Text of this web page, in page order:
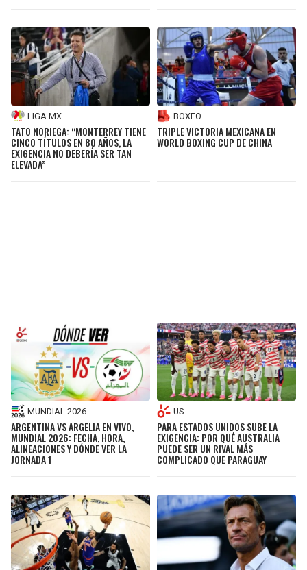
LIGA MX
TATO NORIEGA: “MONTERREY TIENE
CINCO TÍTULOS EN 80 AÑOS, LA
EXIGENCIA NO DEBERÍA SER TAN
ELEVADA”
BOXEO
TRIPLE VICTORIA MEXICANA EN
WORLD BOXING CUP DE CHINA
MUNDIAL 2026
ARGENTINA VS ARGELIA EN VIVO,
MUNDIAL 2026: FECHA, HORA,
ALINEACIONES Y DÓNDE VER LA
JORNADA 1
US
PARA ESTADOS UNIDOS SUBE LA
EXIGENCIA: POR QUÉ AUSTRALIA
PUEDE SER UN RIVAL MÁS
COMPLICADO QUE PARAGUAY